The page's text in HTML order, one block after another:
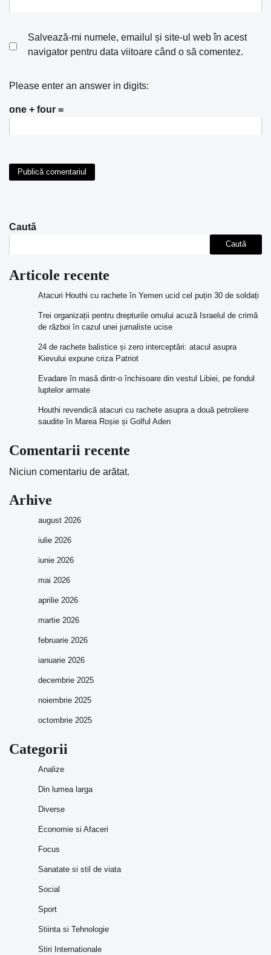
Salvează-mi numele, emailul și site-ul web în acest
navigator pentru data viitoare când o să comentez.
Please enter an answer in digits:
one + four =
Caută
Caută
Articole recente
Atacuri Houthi cu rachete în Yemen ucid cel puțin 30 de soldați
Trei organizații pentru drepturile omului acuză Israelul de crimă
de război în cazul unei jurnaliste ucise
24 de rachete balistice și zero interceptări: atacul asupra
Kievului expune criza Patriot
Evadare în masă dintr-o închisoare din vestul Libiei, pe fondul
luptelor armate
Houthi revendică atacuri cu rachete asupra a două petroliere
saudite în Marea Roșie și Golful Aden
Comentarii recente
Niciun comentariu de arătat.
Arhive
august 2026
iulie 2026
iunie 2026
mai 2026
aprilie 2026
martie 2026
februarie 2026
ianuarie 2026
decembrie 2025
noiembrie 2025
octombrie 2025
Categorii
Analize
Din lumea larga
Diverse
Economie si Afaceri
Focus
Sanatate si stil de viata
Social
Sport
Stiinta si Tehnologie
Stiri Internationale